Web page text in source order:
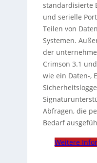
standardisierte
und serielle
Teilen von
Systemen.
der
Crimson 3.1
wie ein Daten-,
Abfragen, die
Bedarf
Weitere